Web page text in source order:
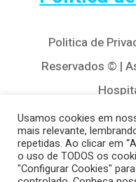
Politica de
Reservados © |
Av. Agostinho
80030-
(41) 3122-8650
Usamos cookies em
mais relevante,
repetidas. Ao clicar em
o uso de TODOS os
"Configurar Cookies"